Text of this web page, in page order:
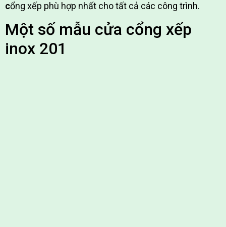
cổng xếp phù hợp nhất cho tất cả các công trình.
Một số mẫu cửa cổng xếp
inox 201